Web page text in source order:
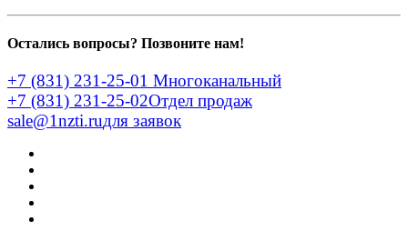
Остались вопросы? Позвоните нам!
+7 (831) 231-25-01 Многоканальный
+7 (831) 231-25-02Отдел продаж
sale@1nzti.ruдля заявок